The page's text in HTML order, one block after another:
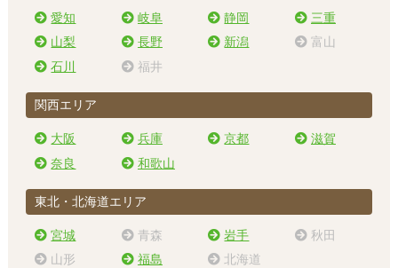
愛知 岐阜 静岡
三重
山梨
長野 新潟
富山
石川
福井
関西エリア
大阪 兵庫 京都
滋賀
奈良
和歌山
東北・北海道エリア
宮城 青森 岩手
秋田
山形
福島 北海道